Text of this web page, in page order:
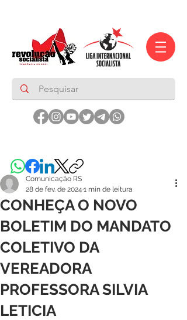
CONHEÇA O NOVO
BOLETIM DO MANDATO
COLETIVO DA
VEREADORA
PROFESSORA SILVIA
LETICIA
Comunicação RS
28 de fev. de 2024 1 min de leitura